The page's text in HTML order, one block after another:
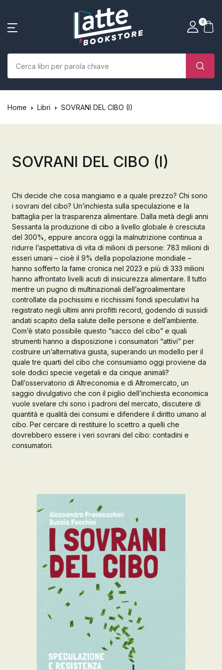
0
SHOP BY CATEGORY
Libri
Case editrici
L’Edicola & eventi
Galleria d’Arte
Contattaci
Vicino
Account
Nome utente o email *
Parola d'ordine *
Ricordati
di me
Ha dimenticato la
password?
Registrazione
Creare un account
Vicino
La tua borsa della spesa
(0)
Home Libri SOVRANI DEL CIBO (I)
SOVRANI DEL CIBO (I)
Chi decide che cosa mangiamo e a quale prezzo? Chi sono
i sovrani del cibo? Un’inchiesta sulla speculazione e la
battaglia per la trasparenza alimentare. Dalla metà degli anni
Sessanta la produzione di cibo a livello globale è cresciuta
del 300%, eppure ancora oggi la malnutrizione continua a
ridurre l’aspettativa di vita di milioni di persone: 783 milioni di
esseri umani – cioè il 9% della popolazione mondiale –
hanno sofferto la fame cronica nel 2023 e più di 333 milioni
hanno affrontato livelli acuti di insicurezza alimentare. Il tutto
mentre un pugno di multinazionali dell’agroalimentare
controllate da pochissimi e ricchissimi fondi speculativi ha
registrato negli ultimi anni profitti record, godendo di sussidi
andati scapito della salute delle persone e dell’ambiente.
Com’è stato possibile questo “sacco del cibo” e quali
strumenti hanno a disposizione i consumatori “attivi” per
costruire un’alternativa giusta, superando un modello per il
quale tre quarti del cibo che consumiamo oggi proviene da
sole dodici specie vegetali e da cinque animali?
Dall’osservatorio di Altreconomia e di Altromercato, un
saggio divulgativo che con il piglio dell’inchiesta economica
vuole svelare chi sono i padroni del mercato, discutere di
quantità e qualità dei consumi e difendere il diritto umano al
cibo. Per cercare di restituire lo scettro a quelli che
dovrebbero essere i veri sovrani del cibo: contadini e
consumatori.